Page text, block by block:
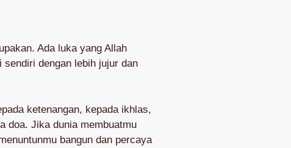
Ada luka yang Allah
dengan lebih jujur dan
ketenangan, kepada ikhlas,
doa. Jika dunia membuatmu
bangun dan percaya